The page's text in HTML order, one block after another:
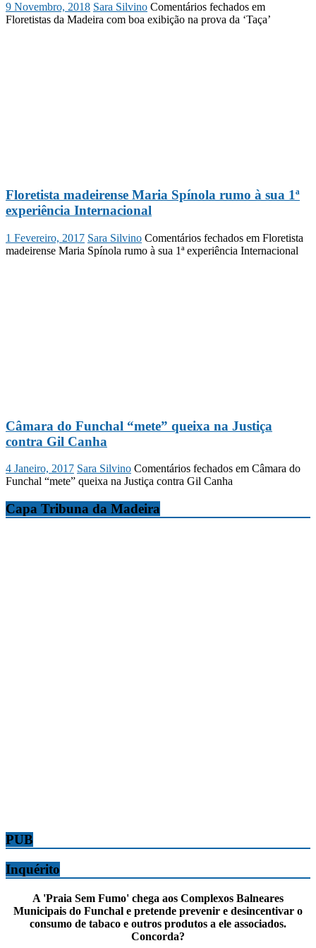
9 Novembro, 2018 Sara Silvino Comentários fechados em
Floretistas da Madeira com boa exibição na prova da ‘Taça’
Floretista madeirense Maria Spínola rumo à sua 1ª
experiência Internacional
1 Fevereiro, 2017 Sara Silvino Comentários fechados em Floretista
madeirense Maria Spínola rumo à sua 1ª experiência Internacional
Câmara do Funchal “mete” queixa na Justiça
contra Gil Canha
4 Janeiro, 2017 Sara Silvino Comentários fechados em Câmara do
Funchal “mete” queixa na Justiça contra Gil Canha
Capa Tribuna da Madeira
PUB
Inquérito
A 'Praia Sem Fumo' chega aos Complexos Balneares
Municipais do Funchal e pretende prevenir e desincentivar o
consumo de tabaco e outros produtos a ele associados.
Concorda?